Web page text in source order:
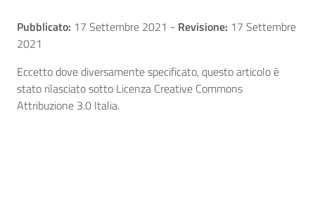
Pubblicato: 17 Settembre 2021 - Revisione: 17 Settembre
2021
Eccetto dove diversamente specificato, questo articolo è
stato rilasciato sotto Licenza Creative Commons
Attribuzione 3.0 Italia.